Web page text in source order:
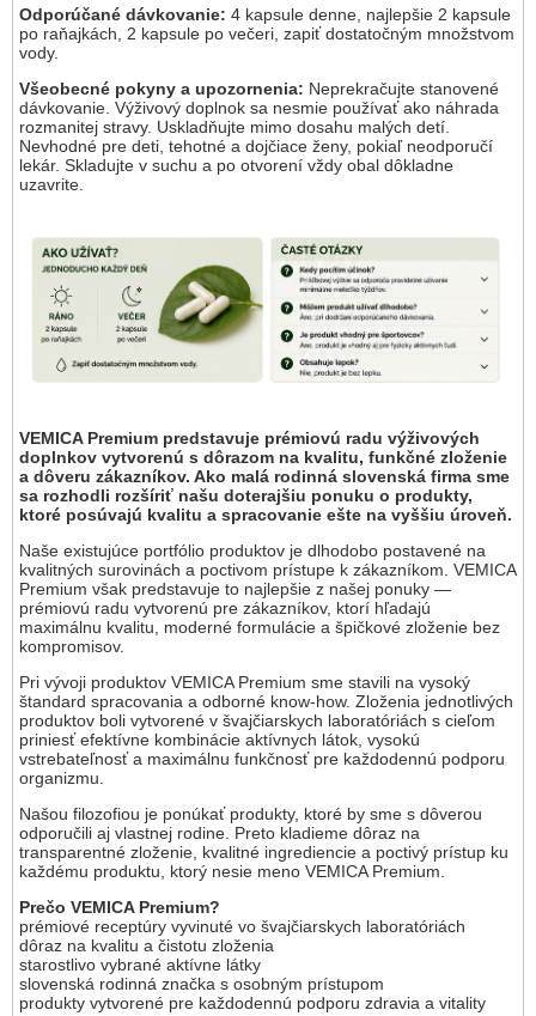
Odporúčané dávkovanie: 4 kapsule denne, najlepšie 2 kapsule
po raňajkách, 2 kapsule po večeri, zapiť dostatočným množstvom
vody.
Všeobecné pokyny a upozornenia: Neprekračujte stanovené
dávkovanie. Výživový doplnok sa nesmie používať ako náhrada
rozmanitej stravy. Uskladňujte mimo dosahu malých detí.
Nevhodné pre deti, tehotné a dojčiace ženy, pokiaľ neodporučí
lekár. Skladujte v suchu a po otvorení vždy obal dôkladne
uzavrite.
VEMICA Premium predstavuje prémiovú radu výživových
doplnkov vytvorenú s dôrazom na kvalitu, funkčné zloženie
a dôveru zákazníkov. Ako malá rodinná slovenská firma sme
sa rozhodli rozšíriť našu doterajšiu ponuku o produkty,
ktoré posúvajú kvalitu a spracovanie ešte na vyššiu úroveň.
Naše existujúce portfólio produktov je dlhodobo postavené na
kvalitných surovinách a poctivom prístupe k zákazníkom. VEMICA
Premium však predstavuje to najlepšie z našej ponuky —
prémiovú radu vytvorenú pre zákazníkov, ktorí hľadajú
maximálnu kvalitu, moderné formulácie a špičkové zloženie bez
kompromisov.
Pri vývoji produktov VEMICA Premium sme stavili na vysoký
štandard spracovania a odborné know-how. Zloženia jednotlivých
produktov boli vytvorené v švajčiarskych laboratóriách s cieľom
priniesť efektívne kombinácie aktívnych látok, vysokú
vstrebateľnosť a maximálnu funkčnosť pre každodennú podporu
organizmu.
Našou filozofiou je ponúkať produkty, ktoré by sme s dôverou
odporučili aj vlastnej rodine. Preto kladieme dôraz na
transparentné zloženie, kvalitné ingrediencie a poctivý prístup ku
každému produktu, ktorý nesie meno VEMICA Premium.
Prečo VEMICA Premium?
prémiové receptúry vyvinuté vo švajčiarskych laboratóriách
dôraz na kvalitu a čistotu zloženia
starostlivo vybrané aktívne látky
slovenská rodinná značka s osobným prístupom
produkty vytvorené pre každodennú podporu zdravia a vitality